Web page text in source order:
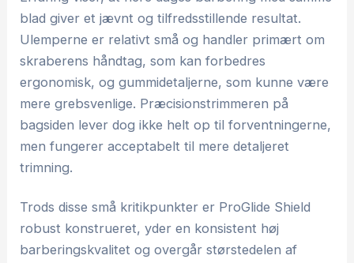
blad giver et jævnt og tilfredsstillende resultat.
Ulemperne er relativt små og handler primært om
skraberens håndtag, som kan forbedres
ergonomisk, og gummidetaljerne, som kunne være
mere grebsvenlige. Præcisionstrimmeren på
bagsiden lever dog ikke helt op til forventningerne,
men fungerer acceptabelt til mere detaljeret
trimning.
Trods disse små kritikpunkter er ProGlide Shield
robust konstrueret, yder en konsistent høj
barberingskvalitet og overgår størstedelen af